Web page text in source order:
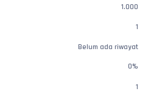
1.000
1
Belum ada riwayat
0%
1